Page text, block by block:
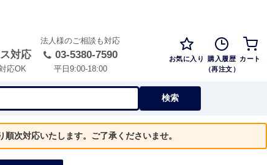
対応
応OK
法人様のご相談も対応
03-5380-7590
平日9:00-18:00
お気に入り 購入履歴
（再注文）
カート
検索
次対応いたします。ご了承くださいませ。